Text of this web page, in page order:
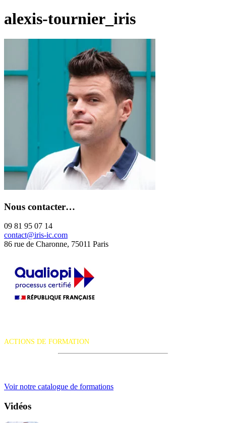
alexis-tournier_iris
Nous contacter…
09 81 95 07 14
contact@iris-ic.com
86 rue de Charonne, 75011 Paris
ACTIONS DE FORMATION
Voir notre catalogue de formations
Vidéos